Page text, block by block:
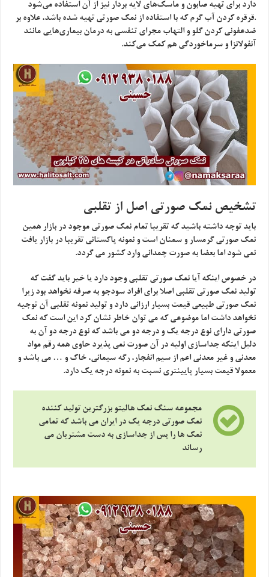
دارد برای تهیه صابون و ماسک‌های لایه بردار نیز از آن استفاده می‌شود
.قرقره کردن آب گرم که با استفاده از نمک صورتی تهیه شده باشد، علاوه بر
ضدعفونی کردن گلو و التهاب مجرای تنفسی به درمان بیماری‌هایی مانند
آنفولانزا و سرماخوردگی هم کمک می‌کند.
تشخیص نمک صورتی اصل از تقلبی
باید توجه داشته باشید که تقریبا تمام نمک صورتی موجود در بازار همین
نمک صورتی گرمسار و سمنان است و نمونه پاکستانی تقریبا در بازار یافت
نمی شود اما بعضا به صورت چمدانی وارد کشور می گردد.
در خصوص اینکه آیا نمک صورتی تقلبی وجود دارد یا خیر باید گفت که
تولید نمک صورتی تقلبی اصلا برای افراد سودجو به صرفه نخواهد بود زیرا
نمک صورتی طبیعی قیمت بسیار ارزانی دارد و تولید نمونه تقلبی آن توجیه
نخواهد داشت اما موضوعی که می توان خاطر نشان کرد این است که نمک
صورتی دارای نوع درجه یک و درجه دو می باشد که نوع درجه دو آن به
دلیل اینکه جداسازی اولیه در آن صورت نمی پذیرد حاوی همه رقم مواد
معدنی و غیر معدنی اعم از سیم انفجار، رگه سیمانی، خاک و … می باشد و
معمولا قیمت بسیار پایینتری نسبت به نمونه درجه یک دارد.
مجموعه سنگ نمک هالیتو بزرگترین تولید کننده
نمک صورتی درجه یک در ایران می باشد که تمامی
نمک ها را پس از جداسازی به دست مشتریان می
رساند